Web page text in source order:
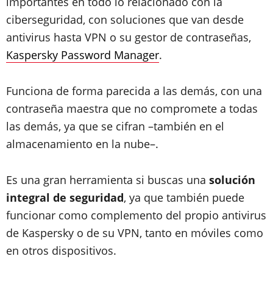
ciberseguridad, con soluciones que van desde
antivirus hasta VPN o su gestor de contraseñas,
Kaspersky Password Manager.
Funciona de forma parecida a las demás, con una
contraseña maestra que no compromete a todas
las demás, ya que se cifran –también en el
almacenamiento en la nube–.
Es una gran herramienta si buscas una solución
integral de seguridad, ya que también puede
funcionar como complemento del propio antivirus
de Kaspersky o de su VPN, tanto en móviles como
en otros dispositivos.